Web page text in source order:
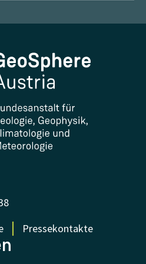
Pressekontakte